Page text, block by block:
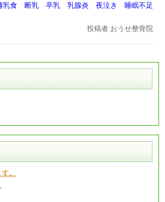
食 断乳 卒乳 乳腺炎 夜泣き 睡眠不足
投稿者 おうせ整骨院
。